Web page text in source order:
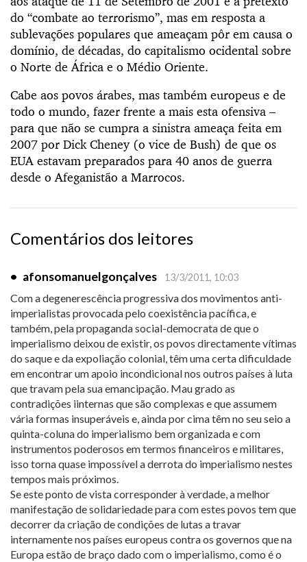
do “combate ao terrorismo”, mas em resposta a
sublevações populares que ameaçam pôr em causa o
domínio, de décadas, do capitalismo ocidental sobre
o Norte de África e o Médio Oriente.
Cabe aos povos árabes, mas também europeus e de
todo o mundo, fazer frente a mais esta ofensiva –
para que não se cumpra a sinistra ameaça feita em
2007 por Dick Cheney (o vice de Bush) de que os
EUA estavam preparados para 40 anos de guerra
desde o Afeganistão a Marrocos.
Comentários dos leitores
• afonsomanuelgonçalves 13/3/2011, 10:03
Com a degenerescência progressiva dos movimentos anti-
imperialistas provocada pelo coexistência pacífica, e
também, pela propaganda social-democrata de que o
imperialismo deixou de existir, os povos directamente vítimas
do saque e da expoliação colonial, têm uma certa dificuldade
em encontrar um apoio incondicional nos outros países à luta
que travam pela sua emancipação. Mau grado as
contradições iinternas que são complexas e que assumem
vária formas insuperáveis e, ainda por cima têm no seu seio a
quinta-coluna do imperialismo bem organizada e com
instrumentos poderosos em termos financeiros e militares,
isso torna quase impossível a derrota do imperialismo nestes
tempos mais próximos.
Se este ponto de vista corresponder à verdade, a melhor
manifestação de solidariedade para com estes povos tem que
decorrer da criação de condições de lutas a travar
internamente nos países europeus contra os governos que na
Europa estão de braço dado com o imperialismo, como é o